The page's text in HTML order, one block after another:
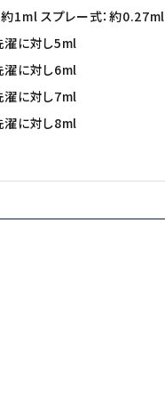
約1ml スプレー式：約0.27ml
濯に対し5ml
濯に対し6ml
濯に対し7ml
濯に対し8ml